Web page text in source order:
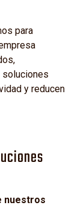
para
soluciones
y reducen
nuestros